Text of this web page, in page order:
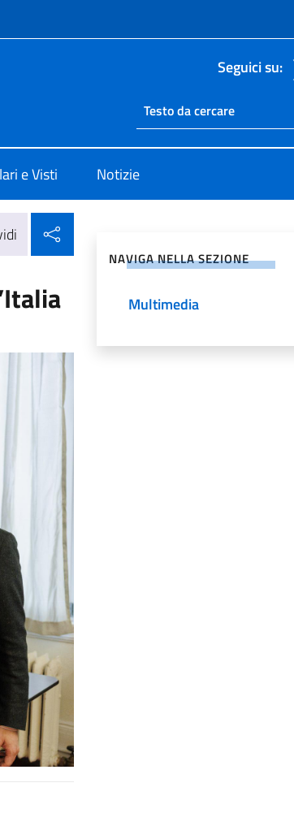
Seguici su:
Ricerca
Cerca nel sito
e Visti Notizie
NAVIGA NELLA SEZIONE
Multimedia